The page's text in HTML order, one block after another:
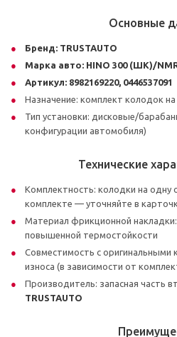
Основные
Бренд: TRUSTAUTO
Марка авто: HINO 300 (ШК)/
Артикул: 8982169220, 0446537091
Назначение: комплект колодок
Тип установки: дисковые/
конфигурации автомобиля)
Технические
Комплектность: колодки на одну
комплекте — уточняйте в
Материал фрикционной накладки:
повышенной термостойкости
Совместимость с оригинальными
износа (в зависимости от
Производитель: запасная часть
TRUSTAUTO